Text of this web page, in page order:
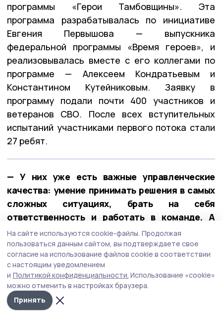
программы «Герои Тамбовщины». Эта
программа разрабатывалась по инициативе
Евгения Первышова — выпускника
федеральной программы «Время героев», и
реализовывалась вместе с его коллегами по
программе — Алексеем Кондратьевым и
Константином Кутейниковым. Заявку в
программу подали почти 400 участников и
ветеранов СВО. После всех вступительных
испытаний участниками первого потока стали
27 ребят.
— У них уже есть важные управленческие
качества: умение принимать решения в самых
сложных ситуациях, брать на себя
ответственность и работать в команде. А
обучение в рамках «Героев Тамбовщины» дало
новые знания, навыки и умения, — отметил
Евгений Первышов.
На сайте используются cookie-файлы. Продолжая
пользоваться данным сайтом, вы подтверждаете свое
согласие на использование файлов cookie в соответствии
с настоящим уведомлением
и Политикой конфиденциальности. Использование «cookie»
можно отменить в настройках браузера.
Принять